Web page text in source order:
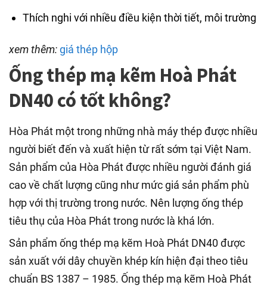
Thích nghi với nhiều điều kiện thời tiết, môi trường
xem thêm:giá thép hộp
Ống thép mạ kẽm Hoà Phát
DN40 có tốt không?
Hòa Phát một trong những nhà máy thép được nhiều
người biết đến và xuất hiện từ rất sớm tại Việt Nam.
Sản phẩm của Hòa Phát được nhiều người đánh giá
cao về chất lượng cũng như mức giá sản phẩm phù
hợp với thị trường trong nước. Nên lượng ống thép
tiêu thụ của Hòa Phát trong nước là khá lớn.
Sản phẩm ống thép mạ kẽm Hoà Phát DN40 được
sản xuất với dây chuyền khép kín hiện đại theo tiêu
chuẩn BS 1387 – 1985. Ống thép mạ kẽm Hoà Phát